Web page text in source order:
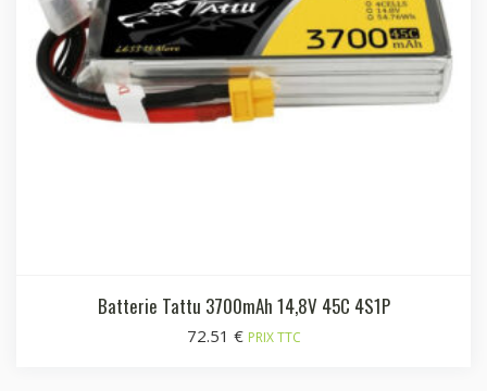
Batterie Tattu 3700mAh 14,8V 45C 4S1P
72.51 € PRIX TTC